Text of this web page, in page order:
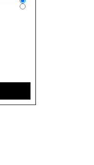
Color
Color